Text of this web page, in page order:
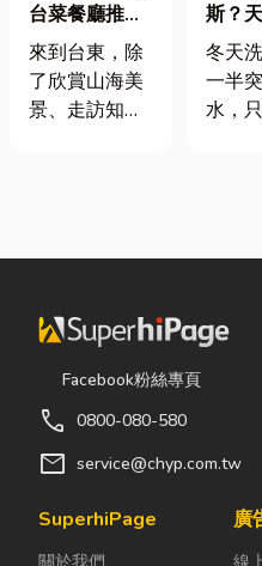
台菜餐廳推薦
｜在地人聚餐
首選，經典合
菜一次滿足
來到台東，除
了欣賞山海美
景、走訪知名
相較於一般小
台菜餐廳更能
展現台東的人
情味與飲食文
庭聚餐、朋友
聚會、公司聚
團體用餐，都
斯？
是什
怎麼
能源
冬天
一半
水，
共同
越多屋
管工程
麼？
Facebook粉絲專頁
call 0800-080-580
mail service@chyp.com.tw
SuperhiPage
關於我們
廣
線